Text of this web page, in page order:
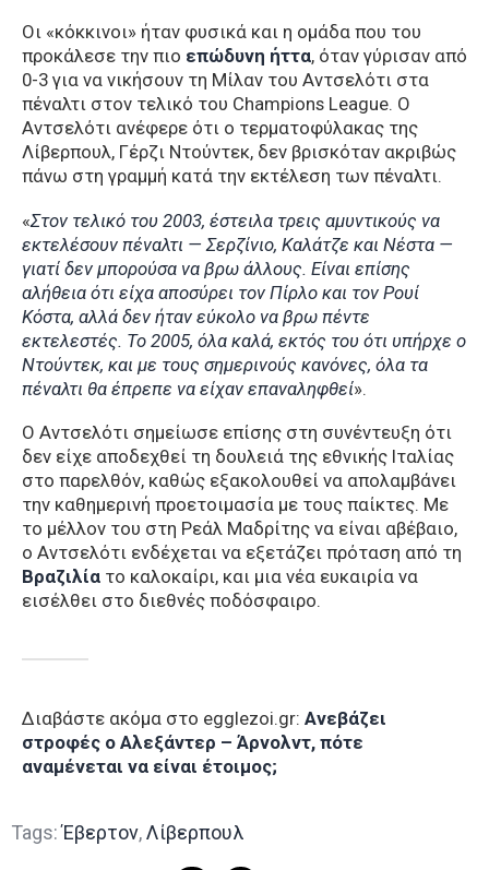
Οι «κόκκινοι» ήταν φυσικά και η ομάδα που του
προκάλεσε την πιο επώδυνη ήττα, όταν γύρισαν από
0-3 για να νικήσουν τη Μίλαν του Αντσελότι στα
πέναλτι στον τελικό του Champions League. Ο
Αντσελότι ανέφερε ότι ο τερματοφύλακας της
Λίβερπουλ, Γέρζι Ντούντεκ, δεν βρισκόταν ακριβώς
πάνω στη γραμμή κατά την εκτέλεση των πέναλτι.
«Στον τελικό του 2003, έστειλα τρεις αμυντικούς να
εκτελέσουν πέναλτι — Σερζίνιο, Καλάτζε και Νέστα —
γιατί δεν μπορούσα να βρω άλλους. Είναι επίσης
αλήθεια ότι είχα αποσύρει τον Πίρλο και τον Ρουί
Κόστα, αλλά δεν ήταν εύκολο να βρω πέντε
εκτελεστές. Το 2005, όλα καλά, εκτός του ότι υπήρχε ο
Ντούντεκ, και με τους σημερινούς κανόνες, όλα τα
πέναλτι θα έπρεπε να είχαν επαναληφθεί».
Ο Αντσελότι σημείωσε επίσης στη συνέντευξη ότι
δεν είχε αποδεχθεί τη δουλειά της εθνικής Ιταλίας
στο παρελθόν, καθώς εξακολουθεί να απολαμβάνει
την καθημερινή προετοιμασία με τους παίκτες. Με
το μέλλον του στη Ρεάλ Μαδρίτης να είναι αβέβαιο,
ο Αντσελότι ενδέχεται να εξετάζει πρόταση από τη
Βραζιλία το καλοκαίρι, και μια νέα ευκαιρία να
εισέλθει στο διεθνές ποδόσφαιρο.
Διαβάστε ακόμα στο egglezoi.gr: Ανεβάζει
στροφές ο Αλεξάντερ – Άρνολντ, πότε
αναμένεται να είναι έτοιμος;
Tags: Έβερτον,Λίβερπουλ